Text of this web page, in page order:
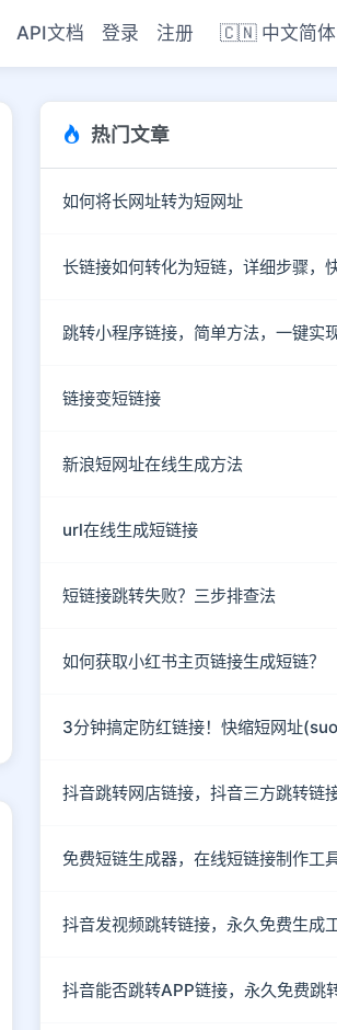
API文档 登录 注册 🇨🇳 中文简体
热门文章
如何将长网址转为短网址
长链接如何转化为短链，详细步骤，
跳转小程序链接，简单方法，一键实
链接变短链接
新浪短网址在线生成方法
url在线生成短链接
短链接跳转失败？三步排查法
如何获取小红书主页链接生成短链？
抖音跳转网店链接，抖音三方跳转链
免费短链生成器，在线短链接制作工
抖音发视频跳转链接，永久免费生成
抖音能否跳转APP链接，永久免费跳